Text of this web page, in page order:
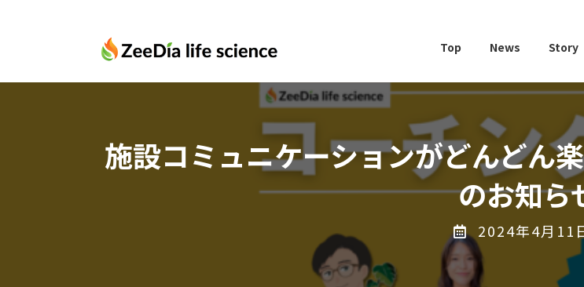
Top News Story
施設コミュニケーションがどんどん
のお知ら
2024年4月11